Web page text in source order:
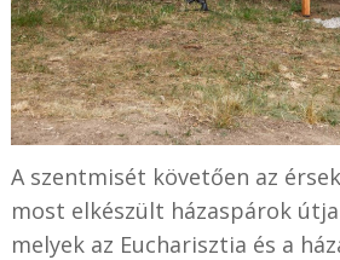
A szentmisét követően az
most elkészült házaspárok
melyek az Eucharisztia és a